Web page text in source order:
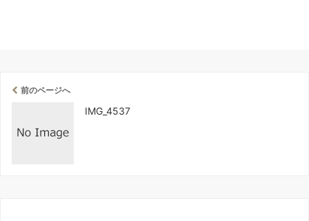
前のページへ
IMG_4537